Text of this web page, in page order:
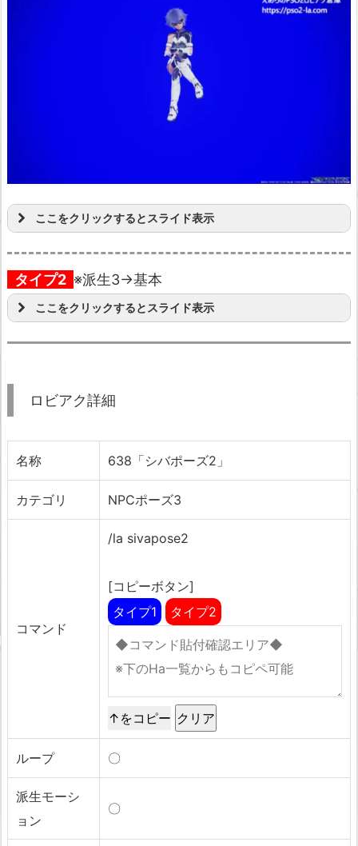
ここをクリックするとスライド表示
タイプ2 ※派生3→基本
ここをクリックするとスライド表示
ロビアク詳細
名称 638「シバポーズ2」
カテゴリ NPCポーズ3
コマンド
/la sivapose2
[コピーボタン]
タイプ1
タイプ2
↑をコピー
ループ 〇
派生モーシ
ョン
〇